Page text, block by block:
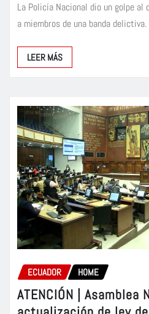
La Policía Nacional dio un golpe
a miembros de una banda
LEER MÁS
ECUADOR HOME
ATENCIÓN |